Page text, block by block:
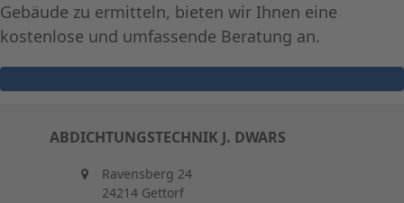
Gebäude zu ermitteln, bieten wir Ihnen eine
kostenlose und umfassende Beratung an.
ABDICHTUNGSTECHNIK J. DWARS
Ravensberg 24
24214 Gettorf